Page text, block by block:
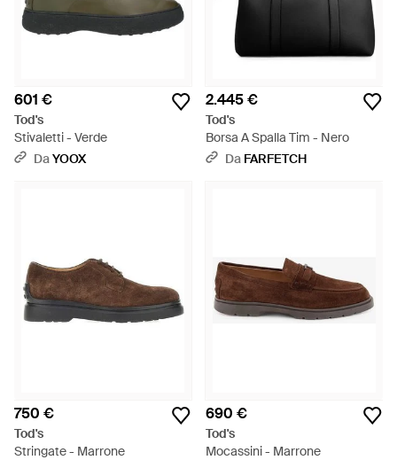
601 €
Tod's
Stivaletti - Verde
DaYOOX
2.445 €
Tod's
Borsa A Spalla Tim - Nero
Da FARFETCH
750 €
Tod's
Stringate - Marrone
690 €
Tod's
Mocassini - Marrone